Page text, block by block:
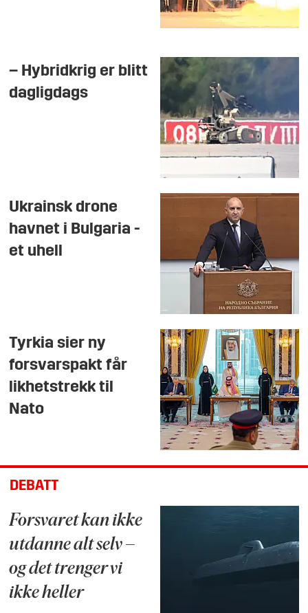
– Hybridkrig er blitt
dagligdags
Ukrainsk drone
havnet i Bulgaria -
et uhell
Tyrkia sier ny
forsvarspakt får
likhetstrekk til
Nato
DEBATT
Forsvaret kan ikke
utdanne alt selv –
og det trenger vi
ikke heller